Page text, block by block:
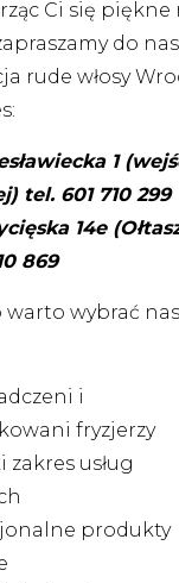
Ci się piękne
do nas.
rude włosy
1
tel. 601 710 299
14e
869
warto wybrać
i
fryzjerzy
zakres usług
produkty